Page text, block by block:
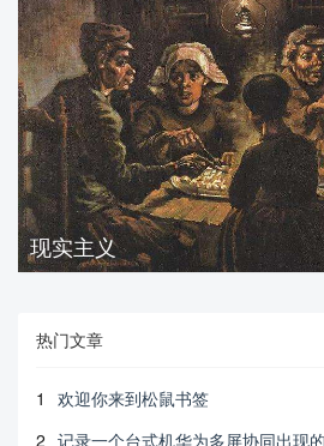
现实主义
热门文章
1
欢迎你来到松鼠书签
2 记录一个台式机华为多屏协同出现